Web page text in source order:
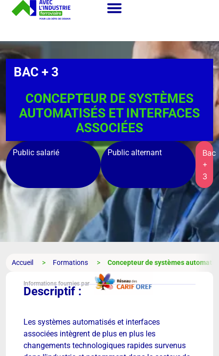
BAC + 3
CONCEPTEUR DE SYSTÈMES
AUTOMATISÉS ET INTERFACES
ASSOCIÉES
Public salarié Public alternant
Bac
+
3
Accueil Formations Concepteur de systèmes
Informations fournies par
Descriptif :
Les systèmes automatisés et interfaces
associées intègrent de plus en plus les
changements technologiques rapides survenus